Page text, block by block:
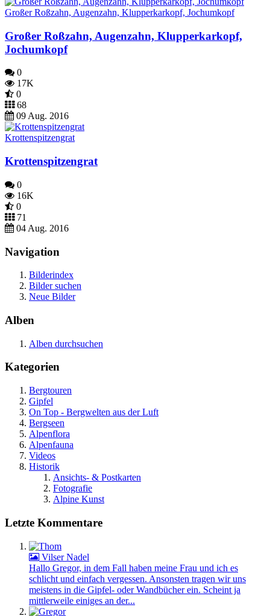
Großer Roßzahn, Augenzahn, Klupperkarkopf, Jochumkopf
Großer Roßzahn, Augenzahn, Klupperkarkopf,
Jochumkopf
0
17K
0
68
09 Aug. 2016
Krottenspitzengrat
Krottenspitzengrat
0
16K
0
71
04 Aug. 2016
Navigation
Bilderindex
Bilder suchen
Neue Bilder
Alben
Alben durchsuchen
Kategorien
Bergtouren
Gipfel
On Top - Bergwelten aus der Luft
Bergseen
Alpenflora
Alpenfauna
Videos
Historik
Ansichts- & Postkarten
Fotografie
Alpine Kunst
Letzte Kommentare
Vilser Nadel
Hallo Gregor, in dem Fall haben meine Frau und ich es
schlicht und einfach vergessen. Ansonsten tragen wir uns
meistens in die Gipfel- oder Wandbücher ein. Scheint ja
mittlerweile einiges an der...